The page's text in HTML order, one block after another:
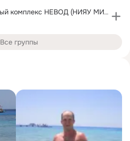
Экспериментальный комплекс НЕВОД (НИЯУ МИФИ)
Все группы